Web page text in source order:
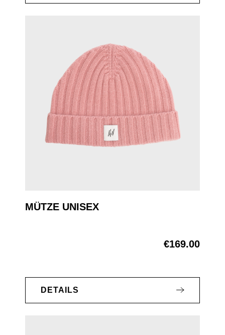
MÜTZE UNISEX
€169.00
DETAILS